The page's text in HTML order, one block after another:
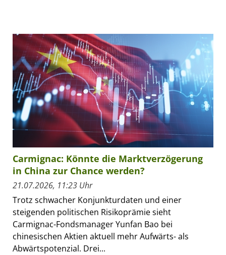
Carmignac: Könnte die Marktverzögerung
in China zur Chance werden?
21.07.2026, 11:23 Uhr
Trotz schwacher Konjunkturdaten und einer
steigenden politischen Risikoprämie sieht
Carmignac-Fondsmanager Yunfan Bao bei
chinesischen Aktien aktuell mehr Aufwärts- als
Abwärtspotenzial. Drei...